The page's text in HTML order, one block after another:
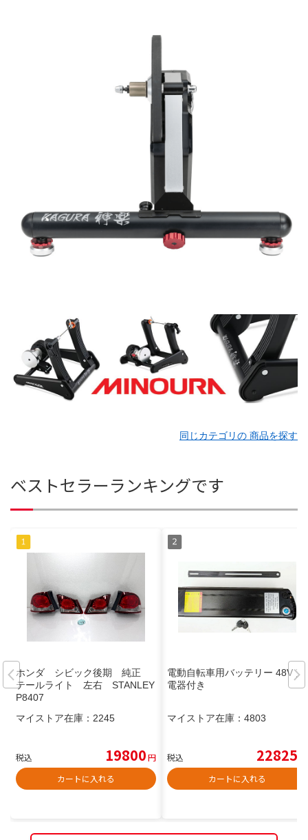
同じカテゴリの 商品を探す
ベストセラーランキングです
ホンダ シビック後期 純正
テールライト 左右 STANLEY
P8407
マイストア在庫： 2245
税込 19800円
カートに入れる
電動自転車用バッテリー 48V 充
電器付き
マイストア在庫： 4803
税込 22825
カートに入れる